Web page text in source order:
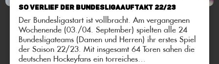
So verlief der Bundesligaauftakt 22/23
Der Bundesligastart ist vollbracht. Am vergangenen
Wochenende (03./04. September) spielten alle 24
Bundesligateams (Damen und Herren) ihr erstes Spiel
der Saison 22/23. Mit insgesamt 64 Toren sahen die
deutschen Hockeyfans ein torreiches